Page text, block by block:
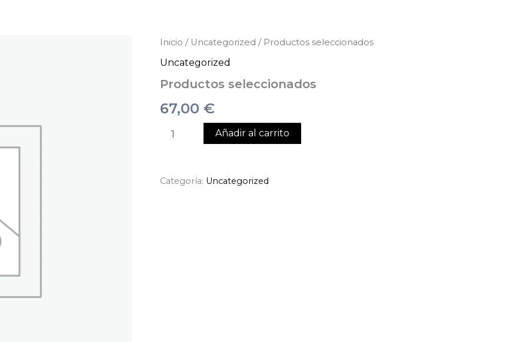
Inicio / Uncategorized / Productos seleccionados
Uncategorized
Productos seleccionados
67,00 €
Productos
cantidad
Añadir al carrito
Categoría: Uncategorized